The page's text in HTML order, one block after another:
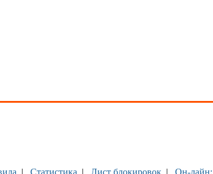
| Статистика | Лист блокировок | Он-лайн: